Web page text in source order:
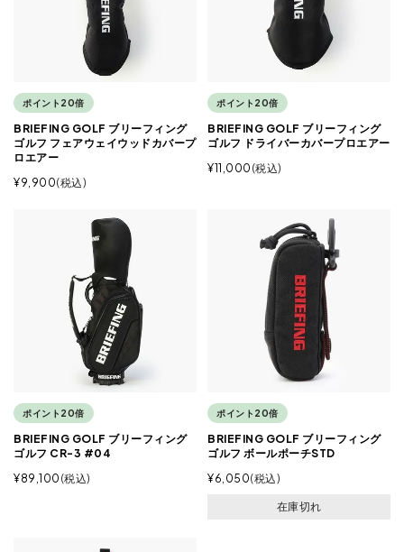
ポイント20倍
BRIEFING GOLF ブリーフィング
ゴルフ フェアウェイウッドカバープ
ロエアー
¥9,900 税込
ポイント20倍
BRIEFING GOLF ブリーフィング
ゴルフ ドライバーカバープロエアー
¥11,000 税込
ポイント20倍
BRIEFING GOLF ブリーフィング
ゴルフ CR-3 #04
¥89,100 税込
ポイント20倍
BRIEFING GOLF ブリーフィング
ゴルフ ボールポーチSTD
¥6,050 税込
在庫切れ